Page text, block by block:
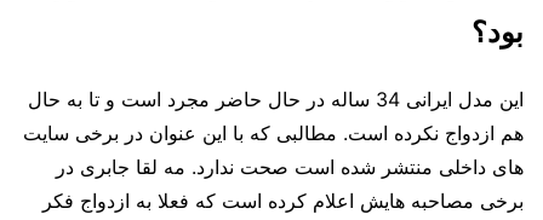
بود؟
این مدل ایرانی 34 ساله در حال حاضر مجرد است و تا به حال
هم ازدواج نکرده است. مطالبی که با این عنوان در برخی سایت
های داخلی منتشر شده است صحت ندارد. مه لقا جابری در
برخی مصاحبه هایش اعلام کرده است که فعلا به ازدواج فکر